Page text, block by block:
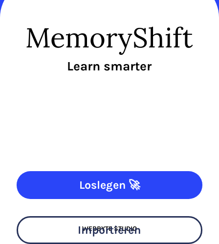
MemoryShift
Learn smarter
Loslegen 🚀
WEBBYTE STUDIO
Importieren